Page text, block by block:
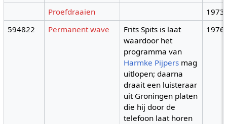
Proefdraaien
1973
594822
Permanent wave
Frits Spits is laat
waardoor het
programma van
Harmke Pijpers mag
uitlopen; daarna
draait een luisteraar
uit Groningen platen
die hij door de
telefoon laat horen
1976